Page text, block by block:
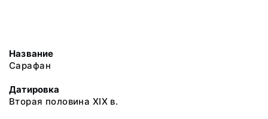
Название
Сарафан
Датировка
Вторая половина ХIХ в.